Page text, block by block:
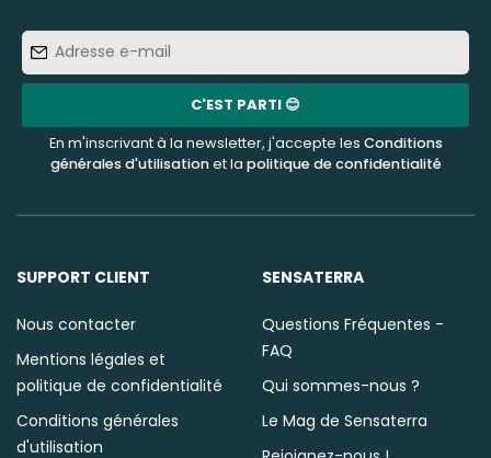
e-
mail
C'EST PARTI 😊
En m'inscrivant à la newsletter, j'accepte les Conditions
générales d'utilisationet la politique de confidentialité
SUPPORT CLIENT
Nous contacter
Mentions légales et
politique de confidentialité
Conditions générales
d'utilisation
SENSATERRA
Questions Fréquentes -
FAQ
Qui sommes-nous ?
Le Mag de Sensaterra